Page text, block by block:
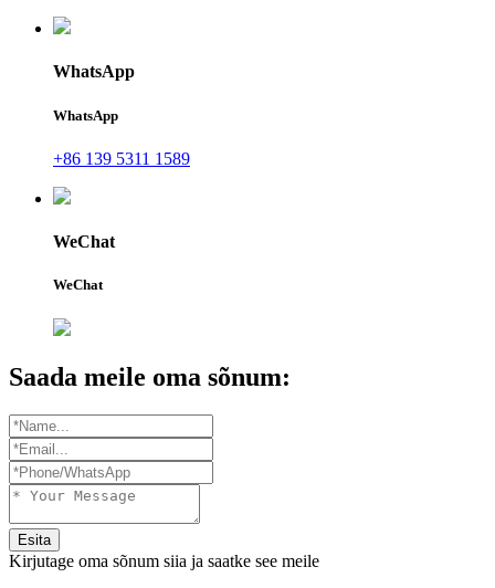
WhatsApp
WhatsApp
+86 139 5311 1589
WeChat
WeChat
Saada meile oma sõnum:
Esita
Kirjutage oma sõnum siia ja saatke see meile